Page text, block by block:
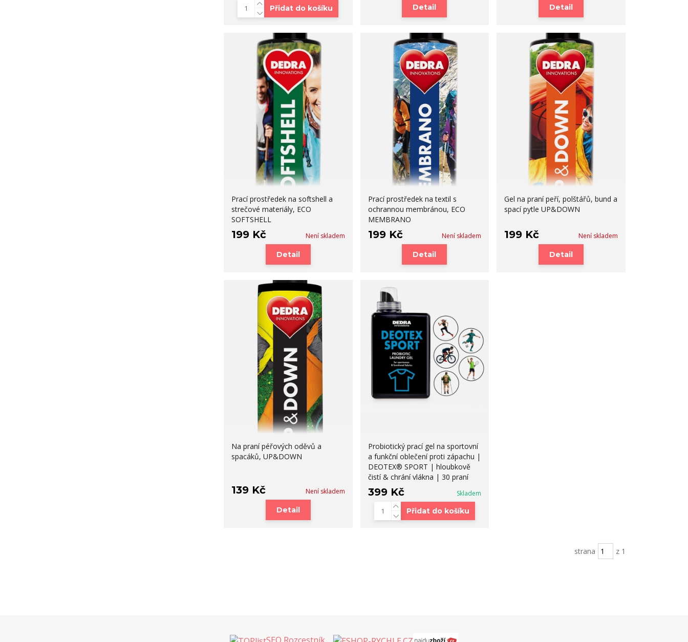
Přidat do košíku Detail Detail
Prací prostředek na softshell a
strečové materiály, ECO
SOFTSHELL
199 Kč Není skladem
Detail
Prací prostředek na textil s
ochrannou membránou, ECO
MEMBRANO
199 Kč Není skladem
Detail
Gel na praní peří, polštářů, bund a
spací pytle UP&DOWN
199 Kč Není skladem
Detail
Na praní péřových oděvů a
spacáků, UP&DOWN
139 Kč Není skladem
Detail
Probiotický prací gel na sportovní
a funkční oblečení proti zápachu |
DEOTEX® SPORT | hloubkově
čistí & chrání vlákna | 30 praní
399 Kč Skladem
Přidat do košíku
strana z 1